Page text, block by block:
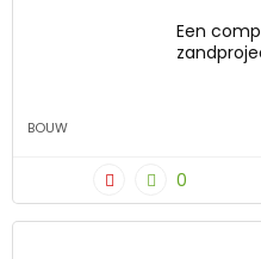
Een
BOUW
0